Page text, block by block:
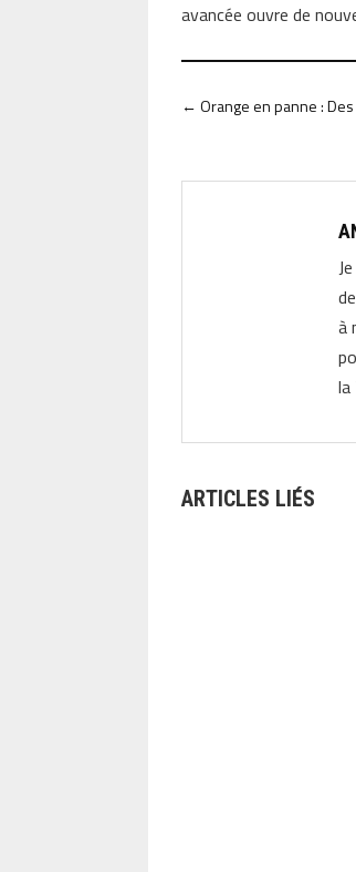
avancée ouvre de
←Orange en panne :
à
la
ARTICLES LIÉS